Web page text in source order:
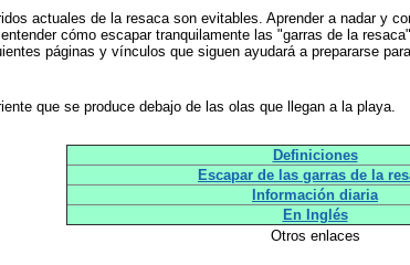
actuales de la resaca son evitables. Aprender a nadar y
entender cómo escapar tranquilamente las "garras de la
páginas y vínculos que siguen ayudará a prepararse
que se produce debajo de las olas que llegan a la playa.
Definiciones
Escapar de las garras de la
Información diaria
En Inglés
Otros enlaces